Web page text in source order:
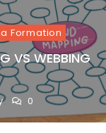
Formation
VS WEBBING
0